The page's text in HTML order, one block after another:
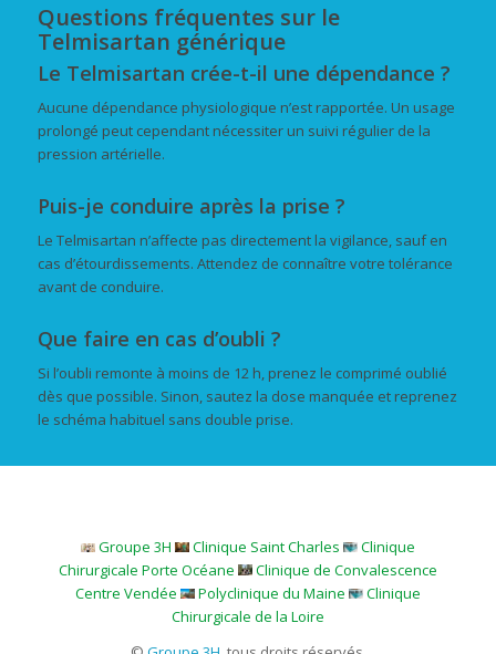
Questions fréquentes sur le
Telmisartan générique
Le Telmisartan crée-t-il une dépendance ?
Aucune dépendance physiologique n’est rapportée. Un usage
prolongé peut cependant nécessiter un suivi régulier de la
pression artérielle.
Puis-je conduire après la prise ?
Le Telmisartan n’affecte pas directement la vigilance, sauf en
cas d’étourdissements. Attendez de connaître votre tolérance
avant de conduire.
Que faire en cas d’oubli ?
Si l’oubli remonte à moins de 12 h, prenez le comprimé oublié
dès que possible. Sinon, sautez la dose manquée et reprenez
le schéma habituel sans double prise.
Groupe 3H Clinique Saint Charles
Clinique
Chirurgicale Porte Océane
Clinique de Convalescence
Centre Vendée
Polyclinique du Maine
Clinique
Chirurgicale de la Loire